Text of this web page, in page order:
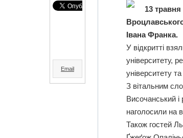
Email
13 травня
Івана Франка.
У відкритті
університету,
університету та
З вітальним
Височанський і
наголосили на
Також гостей